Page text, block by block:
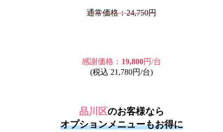
通常価格：24,750円
感謝価格： 19,800円/台
(税込 21,780円/台)
品川区のお客様なら
オプションメニューもお得に